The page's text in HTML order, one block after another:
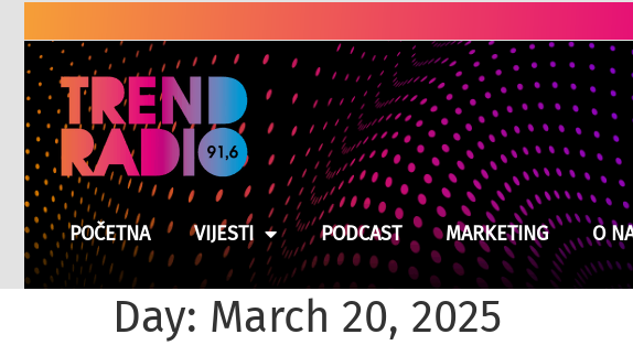
POČETNA VIJESTI PODCAST MARKETING O
Day: March 20, 2025